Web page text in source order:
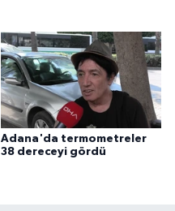
Adana'da termometreler
38 dereceyi gördü